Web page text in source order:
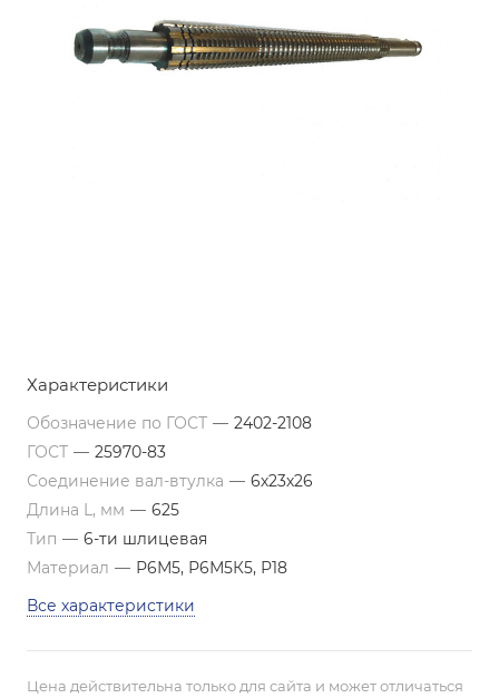
Характеристики
Обозначение по ГОСТ — 2402-2108
ГОСТ — 25970-83
Соединение вал-втулка — 6х23х26
Длина L, мм — 625
Тип — 6-ти шлицевая
Материал — Р6М5, Р6М5К5, Р18
Все характеристики
Цена действительна только для сайта и может отличаться